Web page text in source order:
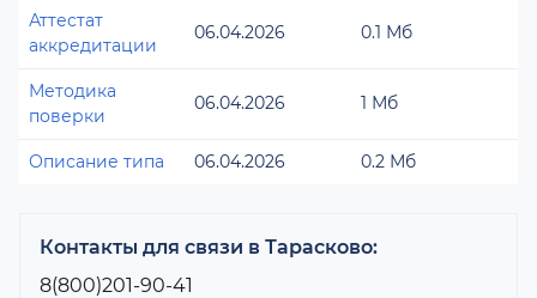
Аттестат
аккредитации
06.04.2026 0.1 Мб
Методика
поверки
06.04.2026 1 Мб
Описание типа 06.04.2026 0.2 Мб
Контакты для связи в Тарасково:
8(800)201-90-41